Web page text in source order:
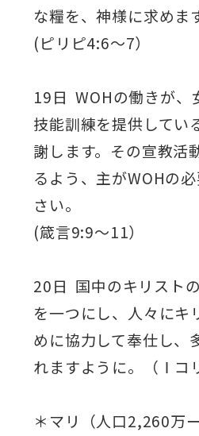
な糧を、神様に求めま
(ピリピ4:6～7）
19日 WOHの働きが、
技能訓練を提供してい
謝します。その宣教活
るよう、主がWOHの
さい。
(箴言9:9～11）
20日 国中のキリスト
を一つにし、人々にキ
めに協力して奉仕し、
れますように。（Ⅰコ
＊マリ（人口2,260万